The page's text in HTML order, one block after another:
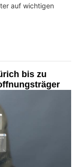
auf wichtigen
bis zu